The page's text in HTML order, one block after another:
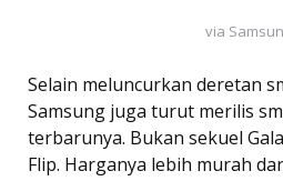
via
Selain meluncurkan deretan
Samsung juga turut merilis
terbarunya. Bukan sekuel
Flip. Harganya lebih murah